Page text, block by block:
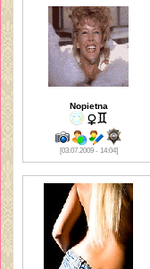
Nopietna
[03.07.2009 - 14:04]